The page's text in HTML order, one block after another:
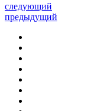
следующий
предыдущий